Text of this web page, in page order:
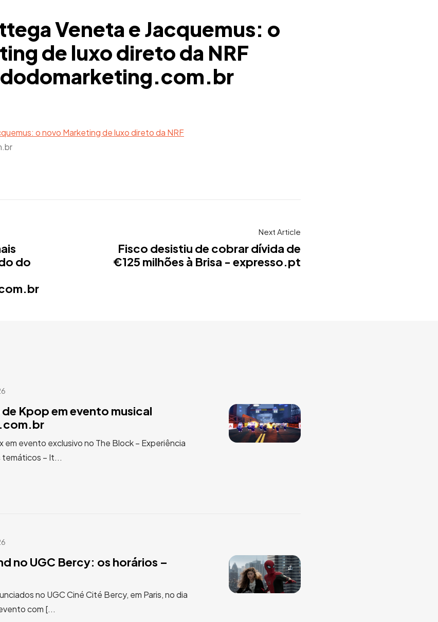
Veneta e Jacquemus: o
de luxo direto da NRF
o novo Marketing de luxo direto da NRF
do
Next Article
Fisco desistiu de cobrar dívida de
€125 milhões à Brisa - expresso.pt
Kpop em evento musical
em evento exclusivo no The Block – Experiência
temáticos – It...
no UGC Bercy: os horários –
no UGC Ciné Cité Bercy, em Paris, no dia
com [...